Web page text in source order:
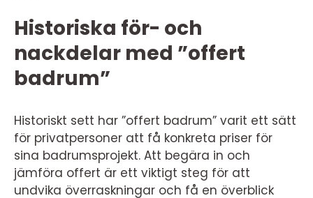
Historiska för- och
nackdelar med ”offert
badrum”
Historiskt sett har ”offert badrum” varit ett sätt
för privatpersoner att få konkreta priser för
sina badrumsprojekt. Att begära in och
jämföra offert är ett viktigt steg för att
undvika överraskningar och få en överblick